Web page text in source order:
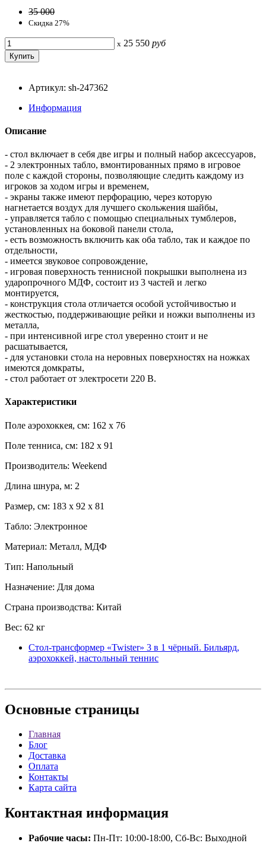
35 000
Скидка 27%
x 25 550 руб
Артикул: sh-247362
Информация
Описание
- стол включает в себя две игры и полный набор аксессуаров,
- 2 электронных табло, вмонтированных прямо в игровое
поле с каждой стороны, позволяющие следить каждому из
игроков за ходом игры и временем,
- экраны также имеют перфорацию, через которую
нагнетается воздух для лучшего скольжения шайбы,
- управляется табло с помощью специальных тумблеров,
установленных на боковой панели стола,
- есть возможность включить как оба табло, так и каждое по
отдельности,
- имеется звуковое сопровождение,
- игровая поверхность теннисной покрышки выполнена из
ударопрочного МДФ, состоит из 3 частей и легко
монтируется,
- конструкция стола отличается особой устойчивостью и
жесткостью, поддерживающие рейки и ножки выполнены из
металла,
- при интенсивной игре стол уверенно стоит и не
расшатывается,
- для установки стола на неровных поверхностях на ножках
имеются домкраты,
- стол работает от электросети 220 В.
Характеристики
Поле аэрохоккея, см: 162 x 76
Поле тенниса, см: 182 x 91
Производитель: Weekend
Длина шнура, м: 2
Размер, см: 183 x 92 x 81
Табло: Электронное
Материал: Металл, МДФ
Тип: Напольный
Назначение: Для дома
Страна производства: Китай
Вес: 62 кг
Cтол-трансформер «Twister» 3 в 1 чёрный. Бильярд,
аэрохоккей, настольный теннис
Основные страницы
Главная
Блог
Доставка
Оплата
Контакты
Карта сайта
Контактная информация
Рабочие часы: Пн-Пт: 10:00-18:00, Сб-Вс: Выходной